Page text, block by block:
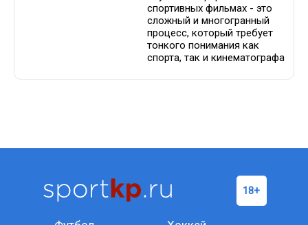
спортивных фильмах - это
сложный и многогранный
процесс, который требует
тонкого понимания как
спорта, так и кинематографа